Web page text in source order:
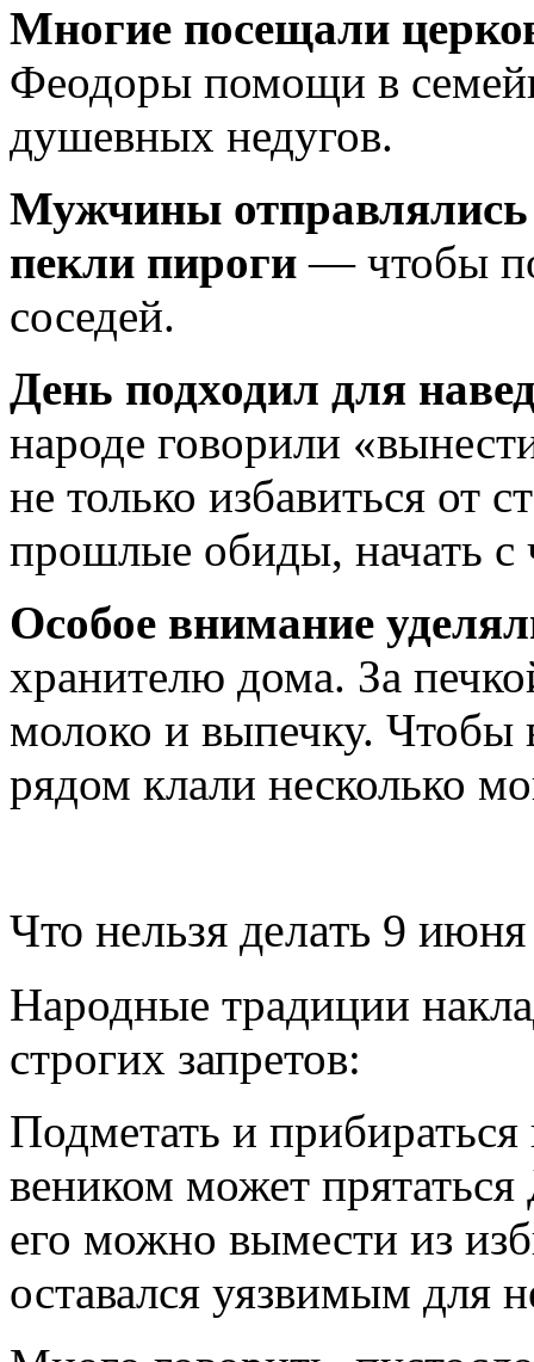
Многие посещали
Феодоры помощи в
душевных недугов.
Мужчины отправлялись
пекли пироги — чтобы
соседей.
День подходил для
народе говорили
не только избавиться от
прошлые обиды, начать с
Особое внимание
хранителю дома. За
молоко и выпечку. Чтобы
рядом клали несколько
Что нельзя делать 9 июня
Народные традиции
строгих запретов:
Подметать и
веником может
его можно вымести из
оставался уязвимым для